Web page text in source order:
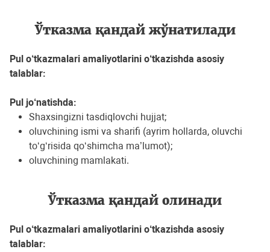
Ўтказма қандай жўнатилади
Pul o‘tkazmalari amaliyotlarini o‘tkazishda asosiy
talablar:
Pul jo‘natishda:
Shaxsingizni tasdiqlovchi hujjat;
oluvchining ismi va sharifi (ayrim hollarda, oluvchi
to‘g‘risida qo‘shimcha ma’lumot);
oluvchining mamlakati.
Ўтказма қандай олинади
Pul o‘tkazmalari amaliyotlarini o‘tkazishda asosiy
talablar: